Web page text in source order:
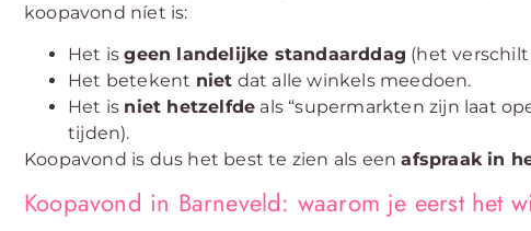
koopavond níet is:
Het isgeen landelijke standaarddag (het
Het betekent niet dat alle winkels meedoen.
Het is niet hetzelfde als “supermarkten zijn laat
tijden).
Koopavond is dus het best te zien als eenafspraak in
Koopavond in Barneveld: waarom je eerst het